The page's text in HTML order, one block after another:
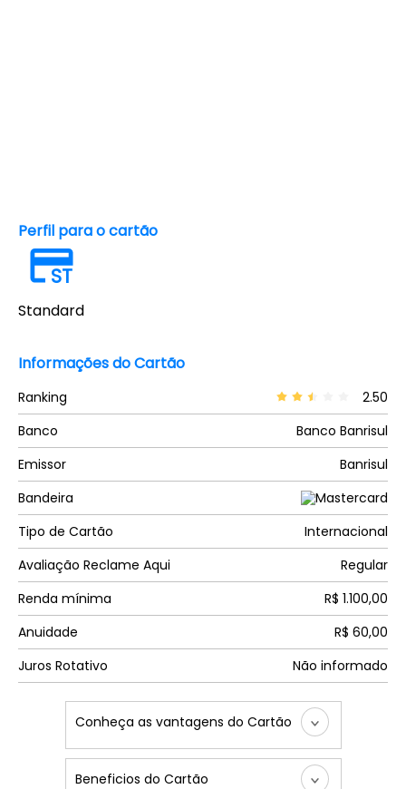
Perfil para o cartão
ST
Standard
Informações do Cartão
Ranking
2.50
Banco
Banco Banrisul
Emissor
Banrisul
Bandeira
Tipo de Cartão
Internacional
Avaliação Reclame Aqui
Regular
Renda mínima
R$ 1.100,00
Anuidade
R$ 60,00
Juros Rotativo
Não informado
Conheça as vantagens do Cartão
Beneficios do Cartão